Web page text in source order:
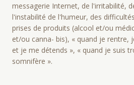
messagerie Internet, de l'irritabilité,
l'instabilité de l'humeur, des
prises de produits (alcool et/ou
et/ou canna- bis), « quand je rentre,
et je me détends », « quand je suis
somnifère ».